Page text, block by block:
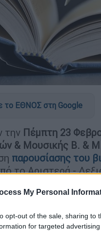
My Personal
opt-out of the sale, sharing
for targeted
το ΕΘΝΟΣ στη Google
την Πέμπτη 23
& Μουσικής Β. &
παρουσίασης του
το Αριστερά -
συγγραφέας,